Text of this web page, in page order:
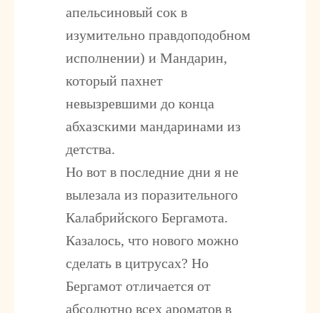
апельсиновый сок в
изумительно правдоподобном
исполнении) и Мандарин,
который пахнет
невызревшими до конца
абхазскими мандаринами из
детства.
Но вот в последние дни я не
вылезала из поразительного
Калабрийского Бергамота.
Казалось, что нового можно
сделать в цитрусах? Но
Бергамот отличается от
абсолютно всех ароматов в